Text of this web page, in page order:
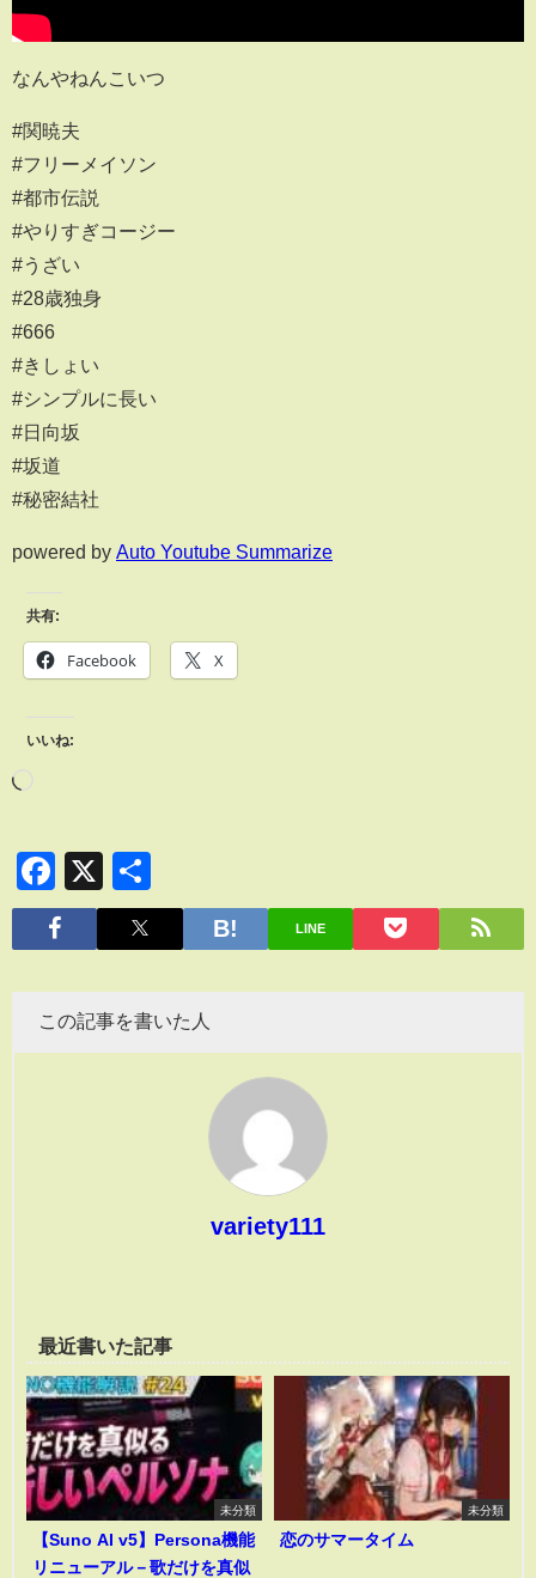
なんやねんこいつ
#関暁夫
#フリーメイソン
#都市伝説
#やりすぎコージー
#うざい
#28歳独身
#666
#きしょい
#シンプルに長い
#日向坂
#坂道
#秘密結社
powered by Auto Youtube Summarize
共有:
Facebook X
いいね:
Facebook
X
有
LINE
この記事を書いた人
variety111
最近書いた記事
未分類
【Suno AI v5】Persona機能
リニューアル－歌だけを真似
未分類
恋のサマータイム